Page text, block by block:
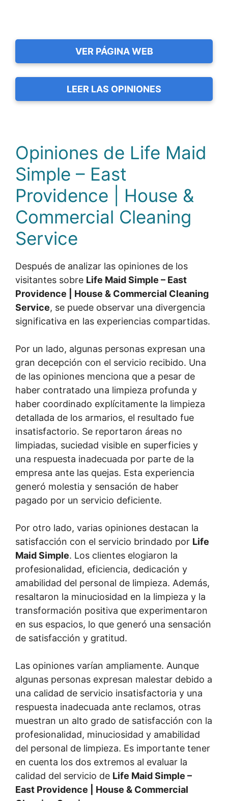
VER PÁGINA WEB
LEER LAS OPINIONES
Opiniones de Life Maid
Simple – East
Providence | House &
Commercial Cleaning
Service
Después de analizar las opiniones de los
visitantes sobre Life Maid Simple – East
Providence | House & Commercial Cleaning
Service, se puede observar una divergencia
significativa en las experiencias compartidas.
Por un lado, algunas personas expresan una
gran decepción con el servicio recibido. Una
de las opiniones menciona que a pesar de
haber contratado una limpieza profunda y
haber coordinado explícitamente la limpieza
detallada de los armarios, el resultado fue
insatisfactorio. Se reportaron áreas no
limpiadas, suciedad visible en superficies y
una respuesta inadecuada por parte de la
empresa ante las quejas. Esta experiencia
generó molestia y sensación de haber
pagado por un servicio deficiente.
Por otro lado, varias opiniones destacan la
satisfacción con el servicio brindado por Life
Maid Simple. Los clientes elogiaron la
profesionalidad, eficiencia, dedicación y
amabilidad del personal de limpieza. Además,
resaltaron la minuciosidad en la limpieza y la
transformación positiva que experimentaron
en sus espacios, lo que generó una sensación
de satisfacción y gratitud.
Las opiniones varían ampliamente. Aunque
algunas personas expresan malestar debido a
una calidad de servicio insatisfactoria y una
respuesta inadecuada ante reclamos, otras
muestran un alto grado de satisfacción con la
profesionalidad, minuciosidad y amabilidad
del personal de limpieza. Es importante tener
en cuenta los dos extremos al evaluar la
calidad del servicio de Life Maid Simple –
East Providence | House & Commercial